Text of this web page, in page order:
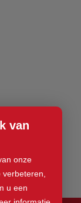
van
onze
u een